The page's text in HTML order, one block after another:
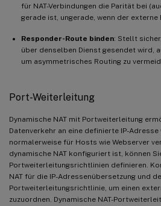
für NAT-Verbindungen die Parität bei
gerade ist, ungerade, wenn der externe
Responder-Route binden: Stellt
über denselben Dienst gesendet wird,
um asymmetrisches Routing zu
Port-Weiterleitung
Dynamische NAT mit Portweiterleitung
Datenverkehr an eine definierte IP-
normalerweise für Hosts wie Webserver
dynamische NAT konfiguriert ist, können
Portweiterleitungsrichtlinien definieren.
NAT für die IP-Adressenübersetzung und
Portweiterleitungsrichtlinie, um einen
zuzuordnen. Dynamische NAT-